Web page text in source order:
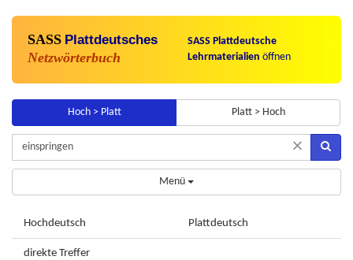
SASS Plattdeutsches
Netzwörterbuch
SASS Plattdeutsche
Lehrmaterialien öffnen
Hoch > Platt Platt > Hoch
×
Menü
Hochdeutsch Plattdeutsch
direkte Treffer